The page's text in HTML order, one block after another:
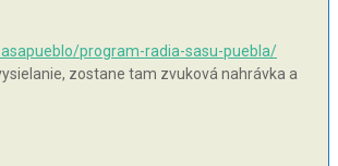
program-radia-sasu-puebla/
zostane tam zvuková nahrávka a